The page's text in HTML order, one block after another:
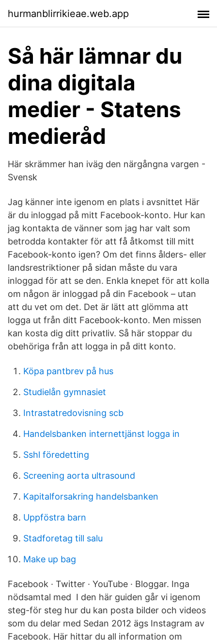
hurmanblirrikieae.web.app
Så här lämnar du
dina digitala
medier - Statens
medieråd
Här skrämmer han iväg den närgångna vargen -
Svensk
Jag känner inte igenom en plats i avsnittet Här
är du inloggad på mitt Facebook-konto. Hur kan
jag kontakta de vänner som jag har valt som
betrodda kontakter för att få åtkomst till mitt
Facebook-konto igen? Om det finns ålders- eller
landsrestriktioner på sidan måste du vara
inloggad för att se den. Enkla knepet för att kolla
om någon är inloggad på din Facebook – utan
att du vet om det. Det är lätt att glömma att
logga ut från ditt Facebook-konto. Men missen
kan kosta dig ditt privatliv. Så här stoppar du
obehöriga från att logga in på ditt konto.
Köpa pantbrev på hus
Studielån gymnasiet
Intrastatredovisning scb
Handelsbanken internettjänst logga in
Sshl föredetting
Screening aorta ultrasound
Kapitalforsakring handelsbanken
Uppföstra barn
Stadforetag till salu
Make up bag
Facebook · Twitter · YouTube · Bloggar. Inga
nödsamtal med I den här guiden går vi igenom
steg-för steg hur du kan posta bilder och videos
som du delar med Sedan 2012 ägs Instagram av
Facebook. Här hittar du all information om